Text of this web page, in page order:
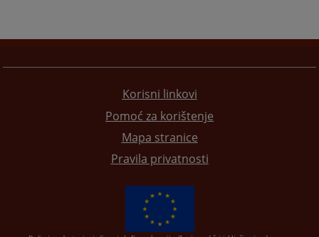
Korisni linkovi
Pomoć za korištenje
Mapa stranice
Pravila privatnosti